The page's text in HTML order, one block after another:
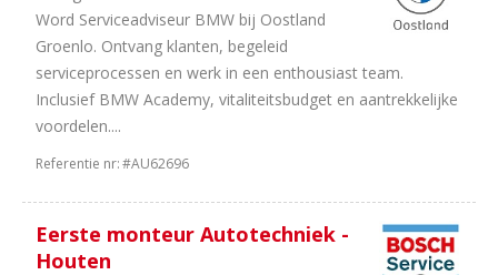
Word Serviceadviseur BMW bij Oostland
Groenlo. Ontvang klanten, begeleid
serviceprocessen en werk in een enthousiast team.
Inclusief BMW Academy, vitaliteitsbudget en aantrekkelijke
voordelen....
Referentie nr:#AU62696
Eerste monteur Autotechniek -
Houten